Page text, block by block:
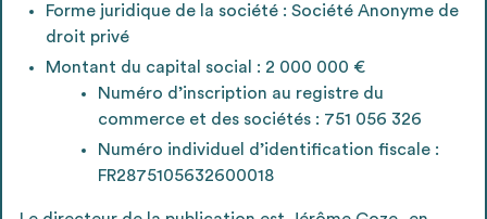
3
Exporter sa liste et ses fiches produits
pour l’utiliser comme un outil d’aide à la
Forme juridique de la société : Société Anonyme de
droit privé
Montant du capital social : 2 000 000 €
Numéro d’inscription au registre du
commerce et des sociétés : 751 056 326
Numéro individuel d’identification fiscale :
FR2875105632600018